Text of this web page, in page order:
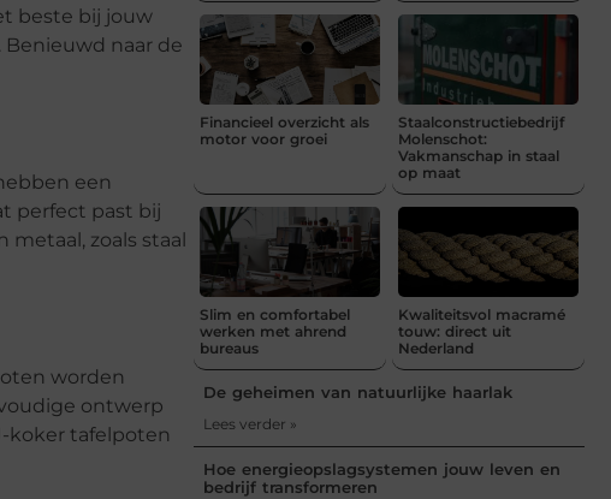
beste bij jouw
naar de
een
perfect past bij
zoals staal
worden
ontwerp
koker tafelpoten
Financieel overzicht als
motor voor groei
Staalconstructiebedrijf
Molenschot:
Vakmanschap in staal
op maat
Slim en comfortabel
werken met ahrend
bureaus
Kwaliteitsvol macramé
touw: direct uit
Nederland
De geheimen van natuurlijke haarlak
Lees verder »
Hoe energieopslagsystemen jouw leven en
bedrijf transformeren